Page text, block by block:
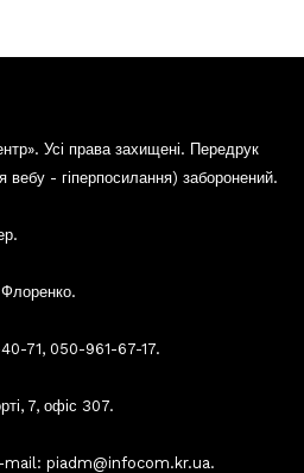
Усі права захищені. Передрук
вебу - гіперпосилання) заборонений.
Флоренко.
71, 050-961-67-17.
7, офіс 307.
piadm@infocom.kr.ua.